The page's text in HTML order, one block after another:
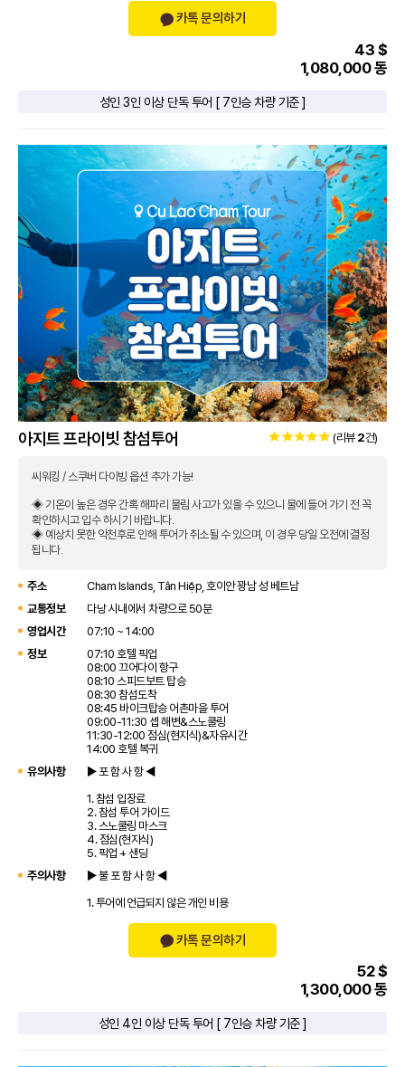
카톡 문의하기
43 $
1,080,000 동
성인 3인 이상 단독 투어 [ 7인승 차량 기준 ]
아지트 프라이빗 참섬투어 (리뷰2건)
씨워킹 / 스쿠버 다이빙 옵션 추가 가능!
◈ 기온이 높은 경우 간혹 해파리 물림 사고가 있을 수 있으니 물에 들어 가기 전 꼭
확인하시고 입수 하시기 바랍니다.
◈ 예상치 못한 악천후로 인해 투어가 취소될 수 있으며, 이 경우 당일 오전에 결정
됩니다.
주소
Cham Islands, Tân Hiệp, 호이안 꽝남 성 베트남
교통정보
다낭 시내에서 차량으로 50분
영업시간
07:10 ~ 14:00
정보
07:10 호텔 픽업
08:00 끄어다이 항구
08:10 스피드보트 탑승
08:30 참섬도착
08:45 바이크탑승 어촌마을 투어
09:00-11:30 셉 해변&스노쿨링
11:30-12:00 점심(현지식)&자유시간
14:00 호텔 복귀
유의사항
▶ 포 함 사 항 ◀
1. 참섬 입장료
2. 참섬 투어 가이드
3. 스노쿨링 마스크
4. 점심(현지식)
5. 픽업 + 샌딩
주의사항
▶ 불 포 함 사 항 ◀
1. 투어에 언급되지 않은 개인 비용
카톡 문의하기
52 $
1,300,000 동
성인 4인 이상 단독 투어 [ 7인승 차량 기준 ]